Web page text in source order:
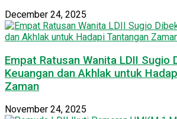
December 24, 2025
Empat Ratusan Wanita LDII Sugio
Keuangan dan Akhlak untuk
Zaman
November 24, 2025